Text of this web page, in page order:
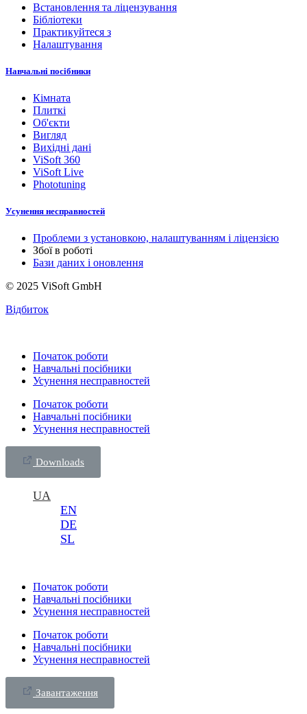
Встановлення та ліцензування
Бібліотеки
Практикуйтеся з
Налаштування
Навчальні посібники
Кімната
Плиткі
Об'єкти
Вигляд
Вихідні дані
ViSoft 360
ViSoft Live
Phototuning
Усунення несправностей
Проблеми з установкою, налаштуванням і ліцензією
Збої в роботі
Бази даних і оновлення
© 2025 ViSoft GmbH
Відбиток
Початок роботи
Навчальні посібники
Усунення несправностей
Початок роботи
Навчальні посібники
Усунення несправностей
Downloads
UA
EN
DE
SL
Початок роботи
Навчальні посібники
Усунення несправностей
Початок роботи
Навчальні посібники
Усунення несправностей
Завантаження